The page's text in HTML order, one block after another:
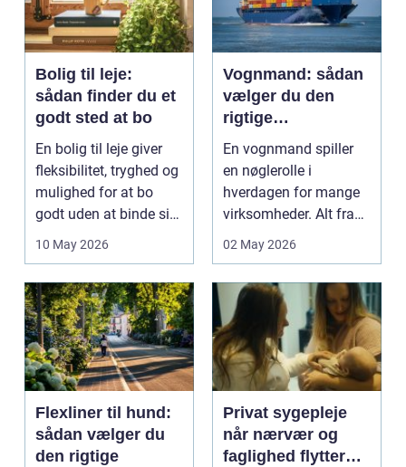
Bolig til leje:
sådan finder du et
godt sted at bo
En bolig til leje giver
fleksibilitet, tryghed og
mulighed for at bo
godt uden at binde sig
ø...
10 May 2026
Vognmand: sådan
vælger du den
rigtige
samarbejdspartner
En vognmand spiller
en nøglerolle i
hverdagen for mange
virksomheder. Alt fra
byggematerialer...
02 May 2026
Flexliner til hund:
sådan vælger du
den rigtige
Privat sygepleje
når nærvær og
faglighed flytter